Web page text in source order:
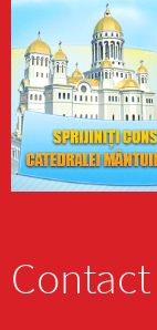
Contact